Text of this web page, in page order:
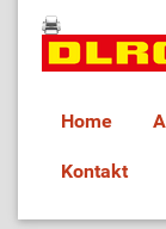
Vereine
Sportangebote
Home
Kontakt